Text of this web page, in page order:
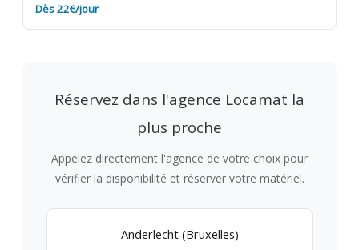
Dès 22€/jour
Réservez dans l'agence Locamat la
plus proche
Appelez directement l'agence de votre choix pour
vérifier la disponibilité et réserver votre matériel.
Anderlecht (Bruxelles)